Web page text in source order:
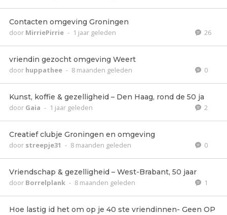
Contacten omgeving Groningen
door MirriePirrie - 1 jaar geleden 26
vriendin gezocht omgeving Weert
door huppathee - 8 maanden geleden 0
Kunst, koffie & gezelligheid – Den Haag, rond de 50 ja
door Gaia - 1 jaar geleden 2
Creatief clubje Groningen en omgeving
door streepje31 - 8 maanden geleden 0
Vriendschap & gezelligheid – West-Brabant, 50 jaar
door Borrelplank - 8 maanden geleden 1
Hoe lastig id het om op je 40 ste vriendinnen- Geen OP